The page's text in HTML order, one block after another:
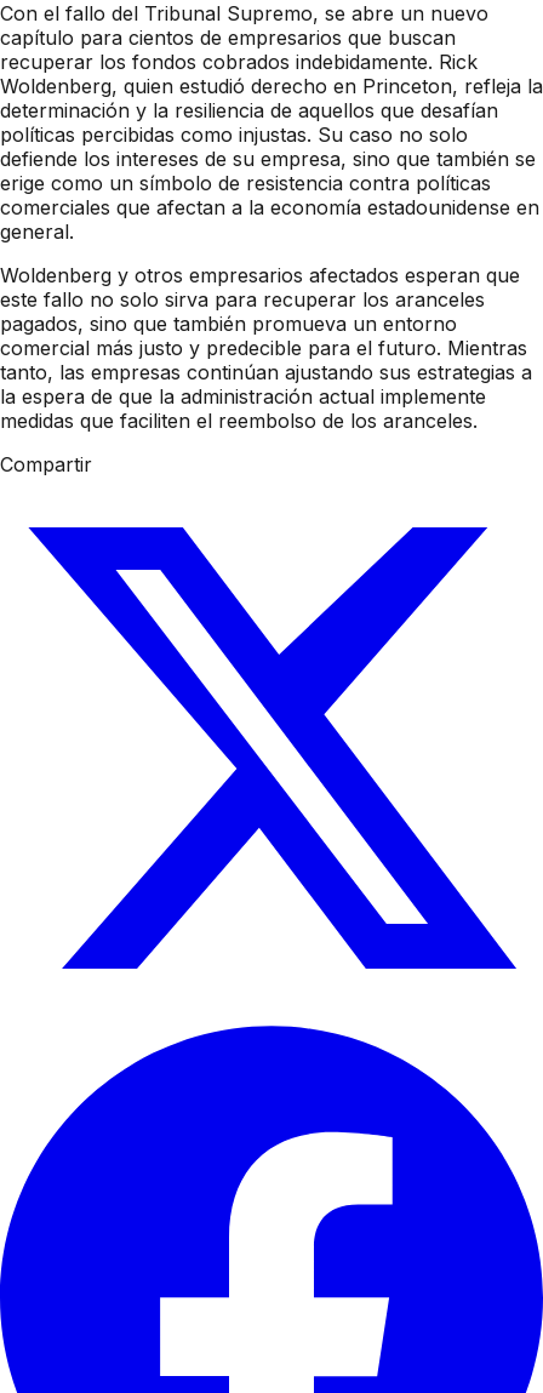
Con el fallo del Tribunal Supremo, se abre un nuevo
capítulo para cientos de empresarios que buscan
recuperar los fondos cobrados indebidamente. Rick
Woldenberg, quien estudió derecho en Princeton, refleja la
determinación y la resiliencia de aquellos que desafían
políticas percibidas como injustas. Su caso no solo
defiende los intereses de su empresa, sino que también se
erige como un símbolo de resistencia contra políticas
comerciales que afectan a la economía estadounidense en
general.
Woldenberg y otros empresarios afectados esperan que
este fallo no solo sirva para recuperar los aranceles
pagados, sino que también promueva un entorno
comercial más justo y predecible para el futuro. Mientras
tanto, las empresas continúan ajustando sus estrategias a
la espera de que la administración actual implemente
medidas que faciliten el reembolso de los aranceles.
Compartir